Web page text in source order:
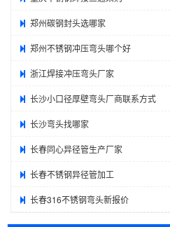
郑州碳钢封头选哪家
郑州不锈钢冲压弯头哪个好
浙江焊接冲压弯头厂家
长沙小口径厚壁弯头厂商联系方式
长沙弯头找哪家
长春同心异径管生产厂家
长春不锈钢异径管加工
长春316不锈钢弯头新报价